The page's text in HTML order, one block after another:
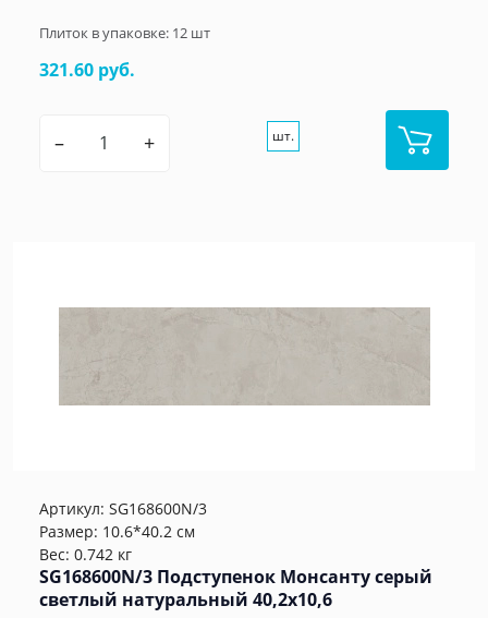
Плиток в упаковке: 12 шт
321.60 руб.
– + шт.
Артикул: SG168600N/3
Размер: 10.6*40.2 см
Вес: 0.742 кг
SG168600N/3 Подступенок Монсанту серый
светлый натуральный 40,2х10,6